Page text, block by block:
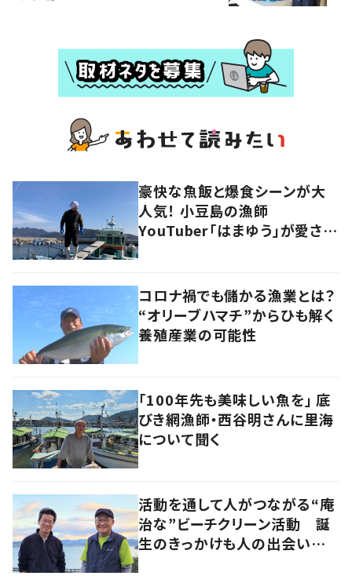
豪快な魚飯と爆食シーンが大
人気！ 小豆島の漁師
YouTuber「はまゆう」が愛され
コロナ禍でも儲かる漁業とは？
“オリーブハマチ”からひも解く
養殖産業の可能性
「100年先も美味しい魚を」 底
びき網漁師・西谷明さんに里海
について聞く
活動を通して人がつながる“庵
治な”ビーチクリーン活動 誕
生のきっかけも人の出会いだっ